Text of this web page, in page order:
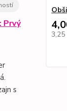
Prvý
s
3,25